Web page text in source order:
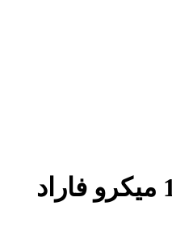
خازن الکترولیتی 1 میکرو فاراد